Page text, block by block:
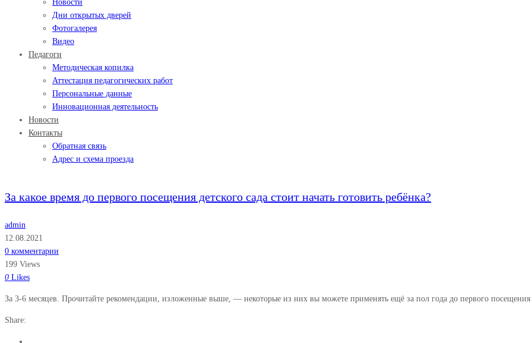
Новости
Дни открытых дверей
Фотогалерея
Видео
Педагоги
Методическая копилка
Аттестация педагогических работ
Персональные данные
Инновационная деятельность
Новости
Контакты
Обратная связь
Адрес и схема проезда
За какое время до первого посещения детского сада стоит начать готовить ребёнка?
admin
12.08.2021
0 комментарии
199 Views
0 Likes
За 3-6 месяцев. Прочитайте рекомендации, изложенные выше, — некоторые из них вы можете применять ещё за пол года до первого посещения
Share: